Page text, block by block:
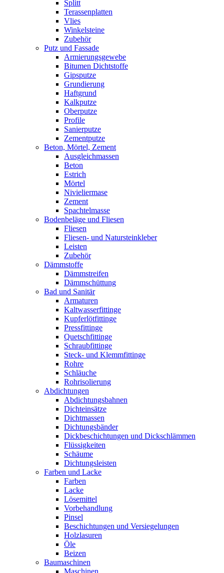
Splitt
Terassenplatten
Vlies
Winkelsteine
Zubehör
Putz und Fassade
Armierungsgewebe
Bitumen Dichtstoffe
Gipsputze
Grundierung
Haftgrund
Kalkputze
Oberputze
Profile
Sanierputze
Zementputze
Beton, Mörtel, Zement
Ausgleichmassen
Beton
Estrich
Mörtel
Nivieliermase
Zement
Spachtelmasse
Bodenbeläge und Fliesen
Fliesen
Fliesen- und Natursteinkleber
Leisten
Zubehör
Dämmstoffe
Dämmstreifen
Dämmschüttung
Bad und Sanitär
Armaturen
Kaltwasserfittinge
Kupferlötfittinge
Pressfittinge
Quetschfittinge
Schraubfittinge
Steck- und Klemmfittinge
Rohre
Schläuche
Rohrisolierung
Abdichtungen
Abdichtungsbahnen
Dichteinsätze
Dichtmassen
Dichtungsbänder
Dickbeschichtungen und Dickschlämmen
Flüssigkeiten
Schäume
Dichtungsleisten
Farben und Lacke
Farben
Lacke
Lösemittel
Vorbehandlung
Pinsel
Beschichtungen und Versiegelungen
Holzlasuren
Öle
Beizen
Baumaschinen
Maschinen